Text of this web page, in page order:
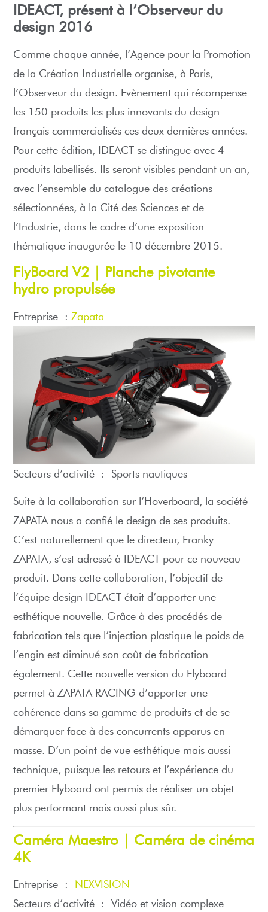
IDEACT, présent à l’Observeur du
design 2016
Comme chaque année, l’Agence pour la Promotion
de la Création Industrielle organise, à Paris,
l’Observeur du design. Evènement qui récompense
les 150 produits les plus innovants du design
français commercialisés ces deux dernières années.
Pour cette édition, IDEACT se distingue avec 4
produits labellisés. Ils seront visibles pendant un an,
avec l’ensemble du catalogue des créations
sélectionnées, à la Cité des Sciences et de
l’Industrie, dans le cadre d’une exposition
thématique inaugurée le 10 décembre 2015.
FlyBoard V2 | Planche pivotante
hydro propulsée
Entreprise : Zapata
Secteurs d’activité : Sports nautiques
Suite à la collaboration sur l’Hoverboard, la société
ZAPATA nous a confié le design de ses produits.
C’est naturellement que le directeur, Franky
ZAPATA, s’est adressé à IDEACT pour ce nouveau
produit. Dans cette collaboration, l’objectif de
l’équipe design IDEACT était d’apporter une
esthétique nouvelle. Grâce à des procédés de
fabrication tels que l’injection plastique le poids de
l’engin est diminué son coût de fabrication
également. Cette nouvelle version du Flyboard
permet à ZAPATA RACING d’apporter une
cohérence dans sa gamme de produits et de se
démarquer face à des concurrents apparus en
masse. D’un point de vue esthétique mais aussi
technique, puisque les retours et l’expérience du
premier Flyboard ont permis de réaliser un objet
plus performant mais aussi plus sûr.
Caméra Maestro | Caméra de cinéma
4K
Entreprise :
NEXVISION
Secteurs d’activité : Vidéo et vision complexe